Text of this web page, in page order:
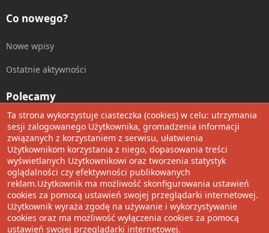
Co nowego?
Nowe wpisy
Ostatnie aktywności
Polecamy
Wolnościowe cytaty
Udostępnij
Facebook
TwitterRedditPinterest
TumblrWhatsApp
Umieść Link
Community platform by XenForo® © 2010-2022 XenForo Ltd.
Ta strona wykorzystuje ciasteczka (cookies) w celu: utrzymania
sesji zalogowanego Użytkownika, gromadzenia informacji
związanych z korzystaniem z serwisu, ułatwienia
Użytkownikom korzystania z niego, dopasowania treści
wyświetlanych Użytkownikowi oraz tworzenia statystyk
oglądalności czy efektywności publikowanych
reklam.Użytkownik ma możliwość skonfigurowania ustawień
cookies za pomocą ustawień swojej przeglądarki internetowej.
Użytkownik wyraża zgodę na używanie i wykorzystywanie
cookies oraz ma możliwość wyłączenia cookies za pomocą
ustawień swojej przeglądarki internetowej.